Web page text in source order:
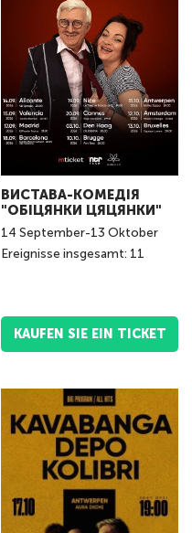
ВИСТАВА-КОМЕДІЯ
"ОБІЦЯНКИ ЦЯЦЯНКИ"
14 September-13 Oktober
Ereignisse insgesamt: 11
KAUFEN SIE EIN TICKET